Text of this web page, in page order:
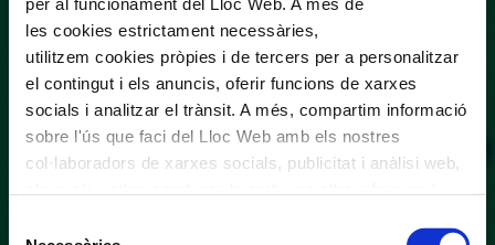
les cookies estrictament necessàries,
utilitzem cookies pròpies i de tercers per a personalitzar
el contingut i els anuncis, oferir funcions de xarxes
socials i analitzar el trànsit. A més, compartim informació
sobre l'ús que faci del Lloc Web amb els nostres
col·laboradors de xarxes socials, publicitat i anàlisi web,